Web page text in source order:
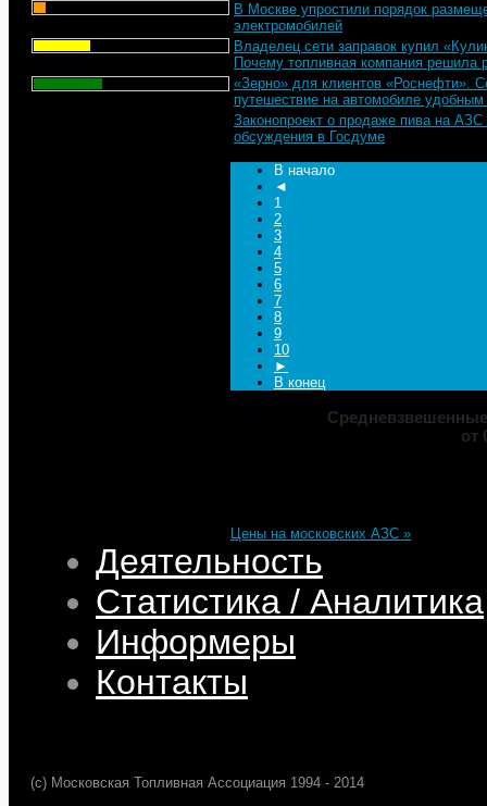
В Москве упростили порядок
электромобилей
Владелец сети заправок купил
Почему топливная компания решила
«Зерно» для клиентов «Роснефти».
путешествие на автомобиле
Законопроект о продаже пива на
обсуждения в Госдуме
В начало
◄
1
2
3
4
5
6
7
8
9
10
►
В конец
от
Цены на московских АЗС »
Деятельность
Статистика / Аналитика
Информеры
Контакты
(c) Московская Топливная Ассоциация 1994 - 2014